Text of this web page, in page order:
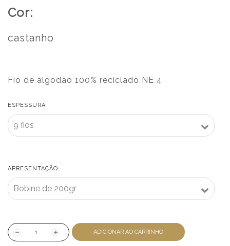
Cor:
castanho
Fio de algodão 100% reciclado NE 4
ESPESSURA
APRESENTAÇÃO
ADICIONAR AO CARRINHO